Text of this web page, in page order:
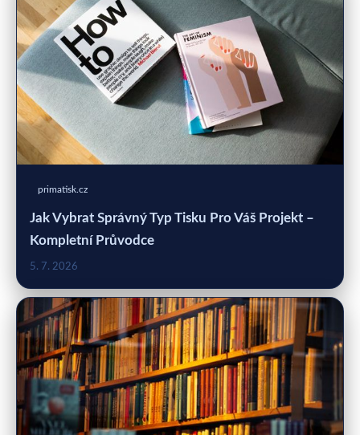
primatisk.cz
Jak Vybrat Správný Typ Tisku Pro Váš Projekt –
Kompletní Průvodce
5. 7. 2026